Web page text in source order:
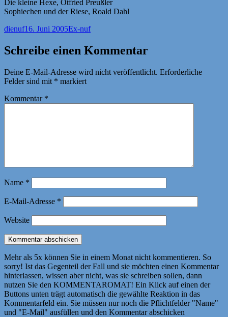
Die kleine Hexe, Otfried Preußler
Sophiechen und der Riese, Roald Dahl
Autor
dienufVeröffentlicht
16. Juni 2005Kategorien
Ex-nuf
Schreibe einen Kommentar
Deine E-Mail-Adresse wird nicht veröffentlicht. Erforderliche
Felder sind mit * markiert
Kommentar *
Name *
E-Mail-Adresse *
Website
Mehr als 5x können Sie in einem Monat nicht kommentieren. So
sorry! Ist das Gegenteil der Fall und sie möchten einen Kommentar
hinterlassen, wissen aber nicht, was sie schreiben sollen, dann
nutzen Sie den KOMMENTAROMAT! Ein Klick auf einen der
Buttons unten trägt automatisch die gewählte Reaktion in das
Kommentarfeld ein. Sie müssen nur noch die Pflichtfelder "Name"
und "E-Mail" ausfüllen und den Kommentar abschicken